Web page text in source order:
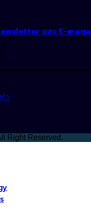
และ E-
ำ
Right Reserved.